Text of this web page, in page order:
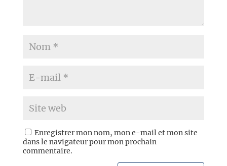
Enregistrer mon nom, mon e-mail et mon site
dans le navigateur pour mon prochain
commentaire.